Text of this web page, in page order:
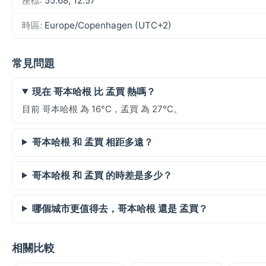
時區: Europe/Copenhagen (UTC+2)
常見問題
現在 哥本哈根 比 孟買 熱嗎？
目前 哥本哈根 為 16°C，孟買 為 27°C。
哥本哈根 和 孟買 相距多遠？
哥本哈根 和 孟買 的時差是多少？
哪個城市更值得去，哥本哈根 還是 孟買？
相關比較